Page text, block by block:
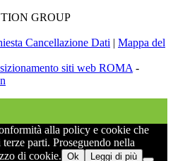
GROUP
Cancellazione Dati | Mappa del
siti web ROMA -
alla policy e cookie che
parti. Proseguendo nella
di cookie. Ok Leggi di più